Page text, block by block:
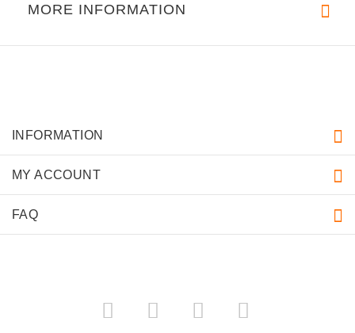
MORE INFORMATION
INFORMATION
MY ACCOUNT
FAQ